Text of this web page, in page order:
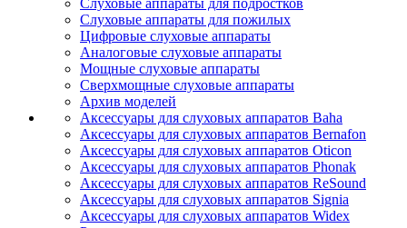
Слуховые аппараты для подростков
Слуховые аппараты для пожилых
Цифровые слуховые аппараты
Аналоговые слуховые аппараты
Мощные слуховые аппараты
Сверхмощные слуховые аппараты
Архив моделей
Аксессуары для слуховых аппаратов Baha
Аксессуары для слуховых аппаратов Bernafon
Аксессуары для слуховых аппаратов Oticon
Аксессуары для слуховых аппаратов Phonak
Аксессуары для слуховых аппаратов ReSound
Аксессуары для слуховых аппаратов Signia
Аксессуары для слуховых аппаратов Widex